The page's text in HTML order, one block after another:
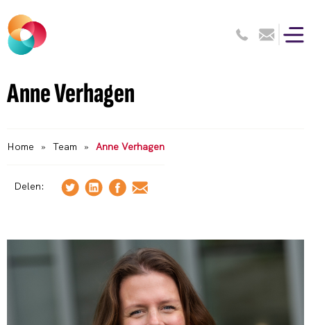
Anne Verhagen
Home » Team » Anne Verhagen
Delen: